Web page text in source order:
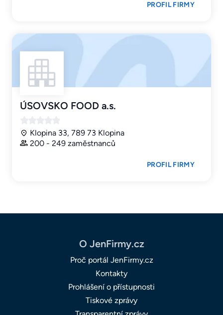
PROFIL FIRMY
ÚSOVSKO FOOD a.s.
Klopina 33, 789 73 Klopina
200 - 249 zaměstnanců
PROFIL FIRMY
O JenFirmy.cz
Proč portál JenFirmy.cz
Kontakty
Prohlášení o přístupnosti
Tiskové zprávy